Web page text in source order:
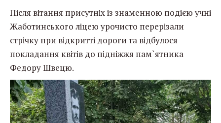
Після вітання присутніх із знаменною подією учні
Жаботинського ліцею урочисто перерізали
стрічку при відкритті дороги та відбулося
покладання квітів до підніжжя пам`ятника
Федору Швецю.